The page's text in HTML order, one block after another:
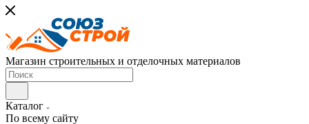
Магазин строительных и отделочных материалов
Каталог
По всему сайту